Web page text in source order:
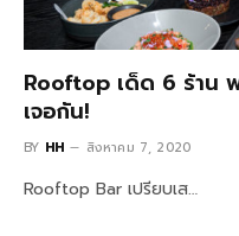
Rooftop เด็ด 6 ร้าน
เจอกัน!
BY HH สิงหาคม 7, 2020
Rooftop Bar เปรียบเส…